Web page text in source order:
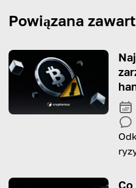
Powiązana
to